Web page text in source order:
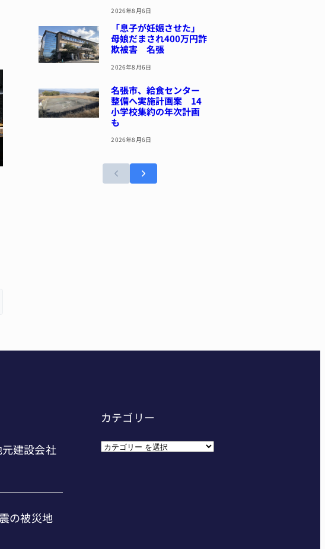
2026年8月6日
「息子が妊娠させた」
母娘だまされ400万円詐
欺被害 名張
2026年8月6日
名張市、給食センター
整備へ実施計画案 14
小学校集約の年次計画
も
2026年8月6日
カテゴリー
カ